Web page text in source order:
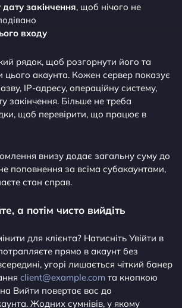
закінчення, щоб нічого не
входу
рядок, щоб розгорнути його та
цього акаунта. Кожен сервер показує
IP-адресу, операційну систему,
закінчення. Більше не треба
щоб перевірити, що працює в
внизу додає загальну суму до
поповнення за всіма субакаунтами,
стан справ.
а потім чисто вийдіть
для клієнта? Натисніть Увійти в
прямо в акаунт без
угорі лишається чіткий банер
client@example.com та кнопкою
Вийти повертає вас до
Жодних сумнівів, у якому